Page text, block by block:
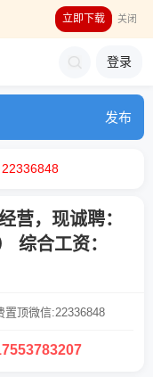
立即下载 关闭
登录
发布
营，现诚聘：
综合工资：
置顶微信:22336848